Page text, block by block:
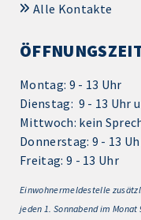
Alle Kontakte
Montag: 9 - 13 Uhr
Dienstag: 9 - 13 Uhr
Mittwoch: kein
Donnerstag: 9 - 13
Freitag: 9 - 13 Uhr
Einwohnermeldestelle
jeden 1. Sonnabend im Monat